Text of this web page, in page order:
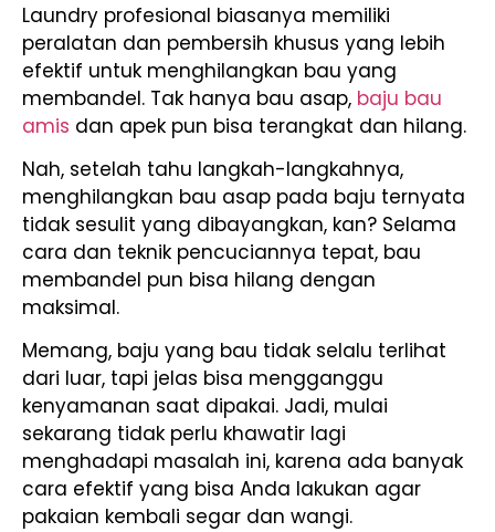
Laundry profesional biasanya memiliki
peralatan dan pembersih khusus yang lebih
efektif untuk menghilangkan bau yang
membandel. Tak hanya bau asap, baju bau
amis dan apek pun bisa terangkat dan hilang.
Nah, setelah tahu langkah-langkahnya,
menghilangkan bau asap pada baju ternyata
tidak sesulit yang dibayangkan, kan? Selama
cara dan teknik pencuciannya tepat, bau
membandel pun bisa hilang dengan
maksimal.
Memang, baju yang bau tidak selalu terlihat
dari luar, tapi jelas bisa mengganggu
kenyamanan saat dipakai. Jadi, mulai
sekarang tidak perlu khawatir lagi
menghadapi masalah ini, karena ada banyak
cara efektif yang bisa Anda lakukan agar
pakaian kembali segar dan wangi.